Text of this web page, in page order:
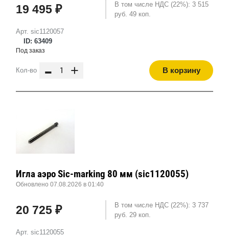
Арт. sic1120057
ID: 63409
19 495 ₽
В том числе НДС (22%): 3 515
руб. 49 коп.
Под заказ
Кол-во - + В корзину
Арт. sic1120055
Игла аэро Sic-marking 80 мм (sic1120055)
Обновлено 07.08.2026 в 01:40
20 725 ₽
В том числе НДС (22%): 3 737
руб. 29 коп.